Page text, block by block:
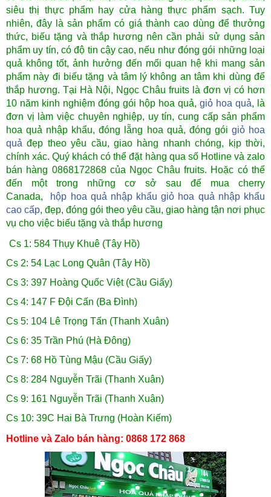
siêu thị thực phẩm hay cửa hàng thực phẩm sạch. Tuy
nhiên, đây là sản phẩm có giá thành cao dùng để thưởng
thức, biếu tặng và thắp hương nên cần phải sử dụng sản
phẩm uy tín, có độ tin cậy cao, nếu như đóng gói những loại
quả không tốt, ảnh hưởng đến mối quan hệ khi mang sản
phẩm này đi biếu tặng và tâm lý không an tâm khi dùng để
thắp hương. Tại Hà Nội, Ngọc Châu fruits là đơn vị có hơn
10 năm kinh nghiệm đóng gói hộp hoa quả, giỏ hoa quả, là
đơn vị làm việc chuyên nghiệp, uy tín, cung cấp sản phẩm
hoa quả nhập khẩu, đóng lẵng hoa quả, đóng gói giỏ hoa
quả đẹp theo yêu cầu, giao hàng nhanh chóng, kịp thời,
chính xác. Quý khách có thể đặt hàng qua số Hotline và zalo
bán hàng 0868172868 của Ngọc Châu fruits. Hoặc có thể
đến một trong những cơ sở sau để mua cherry
Canada, hộp hoa quả nhập khẩu giỏ hoa quả nhập khẩu
cao cấp, đẹp, đóng gói theo yêu cầu, giao hàng tận nơi phục
vụ cho việc biếu tặng và thắp hương
Cs 1: 584 Thụy Khuê (Tây Hồ)
Cs 2: 54 Lạc Long Quân (Tây Hồ)
Cs 3: 397 Hoàng Quốc Việt (Cầu Giấy)
Cs 4: 147 F Đội Cấn (Ba Đình)
Cs 5: 104 Lê Trọng Tấn (Thanh Xuân)
Cs 6: 35 Trần Phú (Hà Đông)
Cs 7: 68 Hồ Tùng Mậu (Cầu Giấy)
Cs 8: 284 Nguyễn Trãi (Thanh Xuân)
Cs 9: 161 Nguyễn Trãi (Thanh Xuân)
Cs 10: 39C Hai Bà Trưng (Hoàn Kiếm)
Hotline và Zalo bán hàng: 0868 172 868